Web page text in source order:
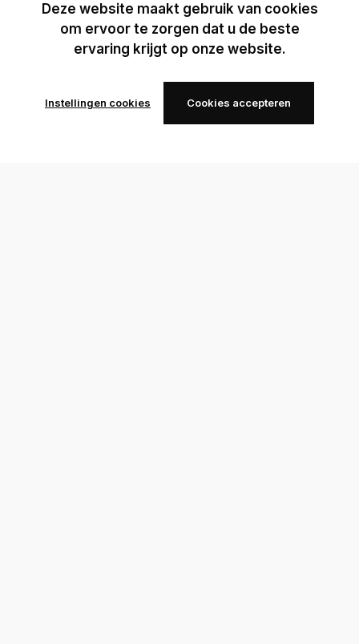
Deze website maakt gebruik van cookies
om ervoor te zorgen dat u de beste
ervaring krijgt op onze website.
Instellingen cookies Cookies accepteren